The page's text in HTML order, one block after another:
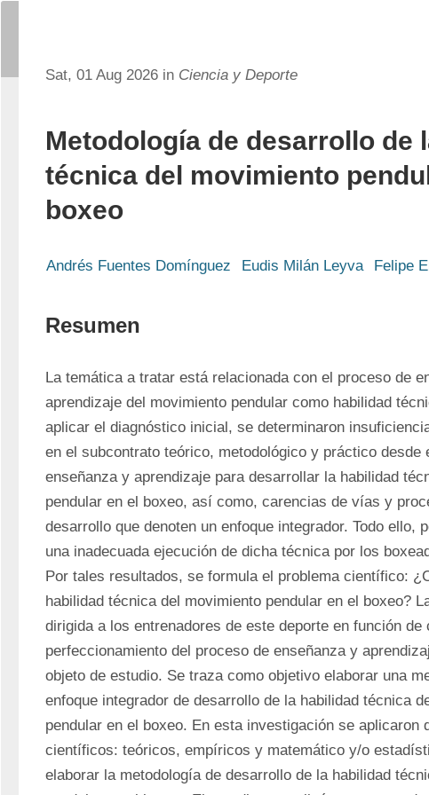
Sat, 01 Aug 2026 in Ciencia y Deporte
Metodología de desarrollo de
técnica del movimiento
boxeo
Andrés Fuentes Domínguez Eudis Milán Leyva Felipe
Resumen
La temática a tratar está relacionada con el proceso de
aprendizaje del movimiento pendular como habilidad
aplicar el diagnóstico inicial, se determinaron
en el subcontrato teórico, metodológico y práctico desde
enseñanza y aprendizaje para desarrollar la habilidad
pendular en el boxeo, así como, carencias de vías y
desarrollo que denoten un enfoque integrador. Todo ello,
una inadecuada ejecución de dicha técnica por los
Por tales resultados, se formula el problema científico:
habilidad técnica del movimiento pendular en el boxeo?
dirigida a los entrenadores de este deporte en función de
perfeccionamiento del proceso de enseñanza y
objeto de estudio. Se traza como objetivo elaborar una
enfoque integrador de desarrollo de la habilidad técnica
pendular en el boxeo. En esta investigación se aplicaron
científicos: teóricos, empíricos y matemático y/o
elaborar la metodología de desarrollo de la habilidad